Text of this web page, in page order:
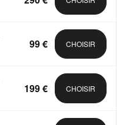
99 € CHOISIR
199 € CHOISIR